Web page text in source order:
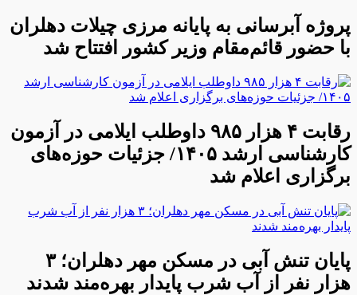
پروژه آبرسانی به پایانه مرزی چیلات دهلران
با حضور قائم‌مقام وزیر کشور افتتاح شد
رقابت ۴ هزار ۹۸۵ داوطلب ایلامی در آزمون
کارشناسی ارشد ۱۴۰۵/ جزئیات حوزه‌های
برگزاری اعلام شد
پایان تنش آبی در مسکن مهر دهلران؛ ۳
هزار نفر از آب شرب پایدار بهره‌مند شدند